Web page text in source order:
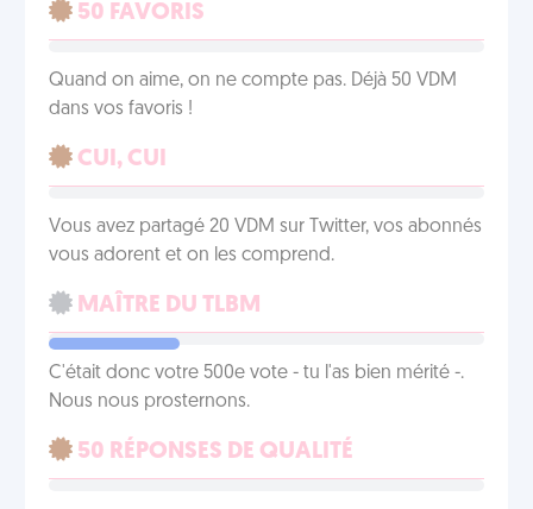
50 FAVORIS
Quand on aime, on ne compte pas. Déjà 50 VDM
dans vos favoris !
CUI, CUI
Vous avez partagé 20 VDM sur Twitter, vos abonnés
vous adorent et on les comprend.
MAÎTRE DU TLBM
C'était donc votre 500e vote - tu l'as bien mérité -.
Nous nous prosternons.
50 RÉPONSES DE QUALITÉ